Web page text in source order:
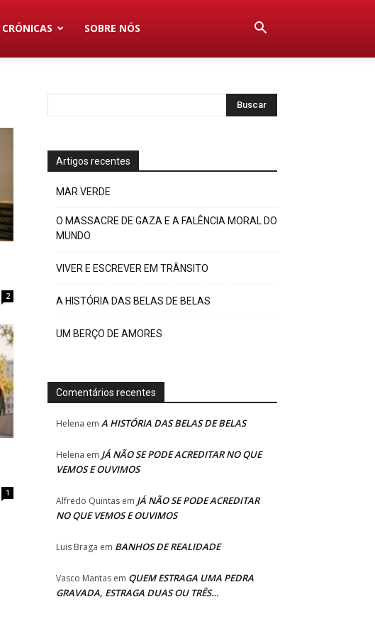
CRÓNICAS SOBRE NÓS
2
1
Artigos recentes
MAR VERDE
O MASSACRE DE GAZA E A FALÊNCIA MORAL DO
MUNDO
VIVER E ESCREVER EM TRÂNSITO
A HISTÓRIA DAS BELAS DE BELAS
UM BERÇO DE AMORES
Comentários recentes
Helena em A HISTÓRIA DAS BELAS DE BELAS
Helena em JÁ NÃO SE PODE ACREDITAR NO QUE
VEMOS E OUVIMOS
Alfredo Quintas em JÁ NÃO SE PODE ACREDITAR
NO QUE VEMOS E OUVIMOS
Luis Braga em BANHOS DE REALIDADE
Vasco Mantas em QUEM ESTRAGA UMA PEDRA
GRAVADA, ESTRAGA DUAS OU TRÊS…